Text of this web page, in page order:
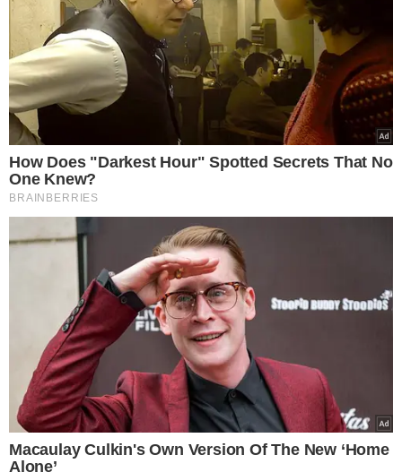
VEJA MAIS NOTÍCIAS